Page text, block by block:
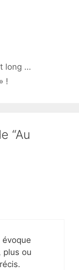
long …
!
“Au
plus ou